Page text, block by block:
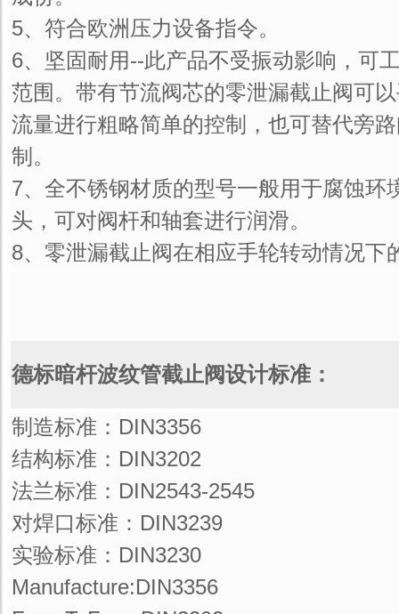
5、符合欧洲压力设备指令。
6、坚固耐用--此产品不受振动影响，可
范围。带有节流阀芯的零泄漏截止阀可
流量进行粗略简单的控制，也可替代旁
制。
7、全不锈钢材质的型号一般用于腐蚀环
头，可对阀杆和轴套进行润滑。
8、零泄漏截止阀在相应手轮转动情况下
德标暗杆波纹管截止阀设计标准：
制造标准：DIN3356
结构标准：DIN3202
法兰标准：DIN2543-2545
对焊口标准：DIN3239
实验标准：DIN3230
Manufacture:DIN3356